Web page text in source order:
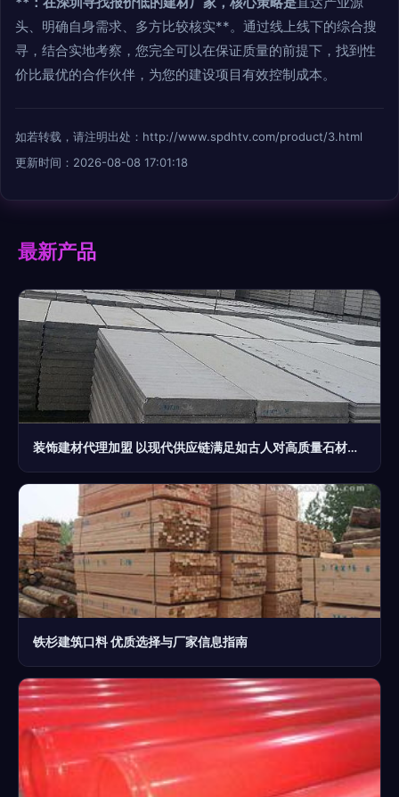
头、明确自身需求、多方比较核实**。通过线上线下的综合搜
寻，结合实地考察，您完全可以在保证质量的前提下，找到性
价比最优的合作伙伴，为您的建设项目有效控制成本。
如若转载，请注明出处：http://www.spdhtv.com/product/3.html
更新时间：2026-08-08 17:01:18
最新产品
装饰建材代理加盟 以现代供应链满足如古人对高质量石材的需求
铁杉建筑口料 优质选择与厂家信息指南